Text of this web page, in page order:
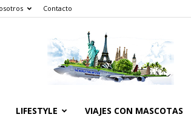
Contacto
LIFESTYLE VIAJES CON MASCOTAS